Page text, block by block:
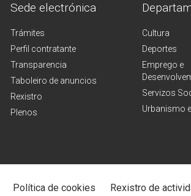
Sede electrónica
Trámites
Perfil contratante
Transparencia
Taboleiro de anuncios
Rexistro
Plenos
Cultura
Deportes
Emprego e
Servizos
Urbanismo
Política de cookies Rexistro de